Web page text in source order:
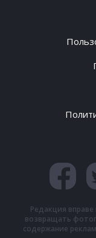
Редакция вправе
возвращать
содержание